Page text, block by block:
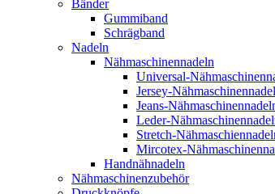
Bänder
Gummiband
Schrägband
Nadeln
Nähmaschinennadeln
Universal-
Jersey-
Jeans-
Leder-
Stretch-
Mircotex-
Handnähnadeln
Nähmaschinenzubehör